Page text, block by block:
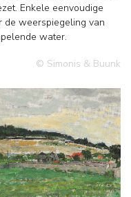
Enkele eenvoudige
de weerspiegeling van
water.
© Simonis & Buunk